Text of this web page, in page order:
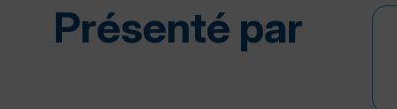
Présenté par